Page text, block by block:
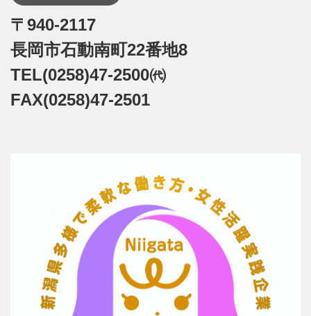
〒940-2117
長岡市石動南町22番地8
TEL(0258)47-2500㈹
FAX(0258)47-2501